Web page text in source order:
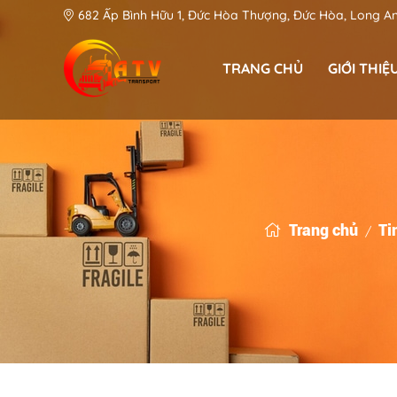
682 Ấp Bình Hữu 1, Đức Hòa Thượng, Đức Hòa, Long
TRANG CHỦ GIỚI
Trang chủ